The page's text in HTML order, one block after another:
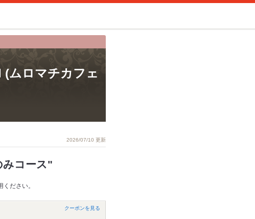
(ムロマチカフェ
2026/07/10 更新
みコース"
ださい。
クーポンを見る